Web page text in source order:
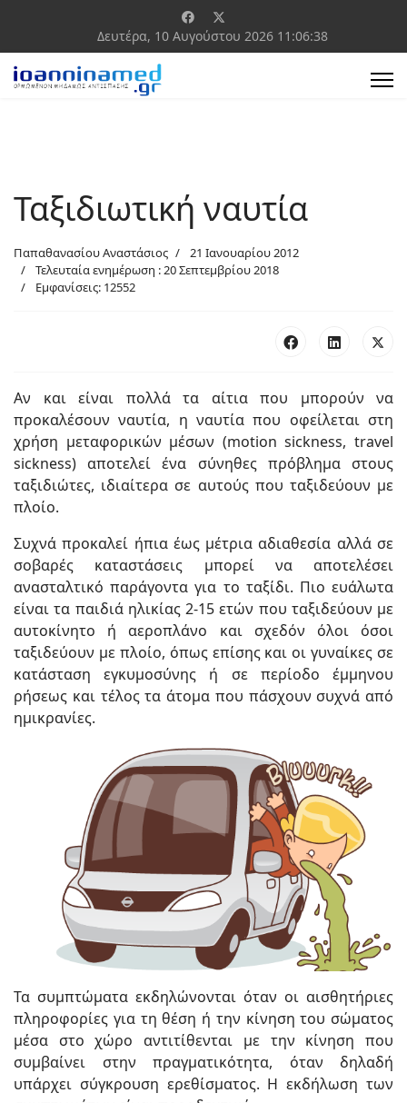
Δευτέρα, 10 Αυγούστου 2026 11:06:39
Ταξιδιωτική ναυτία
Παπαθανασίου Αναστάσιος
21 Ιανουαρίου 2012
Τελευταία ενημέρωση : 20 Σεπτεμβρίου 2018
Εμφανίσεις: 12552
Αν και είναι πολλά τα αίτια που μπορούν να
προκαλέσουν ναυτία, η ναυτία που οφείλεται στη
χρήση μεταφορικών μέσων (motion sickness, travel
sickness) αποτελεί ένα σύνηθες πρόβλημα στους
ταξιδιώτες, ιδιαίτερα σε αυτούς που ταξιδεύουν με
πλοίο.
Συχνά προκαλεί ήπια έως μέτρια αδιαθεσία αλλά σε
σοβαρές καταστάσεις μπορεί να αποτελέσει
ανασταλτικό παράγοντα για το ταξίδι. Πιο ευάλωτα
είναι τα παιδιά ηλικίας 2-15 ετών που ταξιδεύουν με
αυτοκίνητο ή αεροπλάνο και σχεδόν όλοι όσοι
ταξιδεύουν με πλοίο, όπως επίσης και οι γυναίκες σε
κατάσταση εγκυμοσύνης ή σε περίοδο έμμηνου
ρήσεως και τέλος τα άτομα που πάσχουν συχνά από
ημικρανίες.
Τα συμπτώματα εκδηλώνονται όταν οι αισθητήριες
πληροφορίες για τη θέση ή την κίνηση του σώματος
μέσα στο χώρο αντιτίθενται με την κίνηση που
συμβαίνει στην πραγματικότητα, όταν δηλαδή
υπάρχει σύγκρουση ερεθίσματος. Η εκδήλωση των